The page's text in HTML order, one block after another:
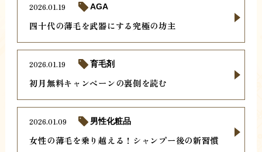
四十代の薄毛を武器にする究極の坊主
2026.01.19 AGA
初月無料キャンペーンの裏側を読む
2026.01.19 育毛剤
女性の薄毛を乗り越える！シャンプー後の新習慣
2026.01.09 男性化粧品